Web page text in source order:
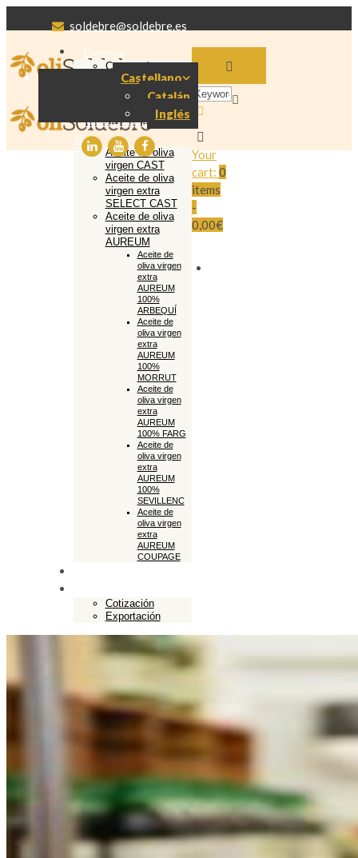
soldebre@soldebre.es
Castellano
Catalán
Inglés
Empresa
Cooperativa
Soldebre
Producción aceite
Nuestro aceite de
oliva
Aceite de oliva
virgen CAST
Aceite de oliva
virgen extra
SELECT CAST
Aceite de oliva
virgen extra
AUREUM
Aceite de
oliva virgen
extra
AUREUM
100%
ARBEQUÍ
Aceite de
oliva virgen
extra
AUREUM
100%
MORRUT
Aceite de
oliva virgen
extra
AUREUM
100% FARG
Aceite de
oliva virgen
extra
AUREUM
100%
SEVILLENC
Aceite de
oliva virgen
extra
AUREUM
COUPAGE
Cotización
Exportación
Your
cart: 0
items
-
0,00€
Close
Aceite de oliva virgen CAST
Aceite de oliva virgen extra SELECT CAST
Aceite de oliva virgen extra AUREUM
Aceite de oliva virgen extra AUREUM 100% ARBEQUÍ
Aceite de oliva virgen extra AUREUM 100% MORRUT
Aceite de oliva virgen extra AUREUM 100% FARG